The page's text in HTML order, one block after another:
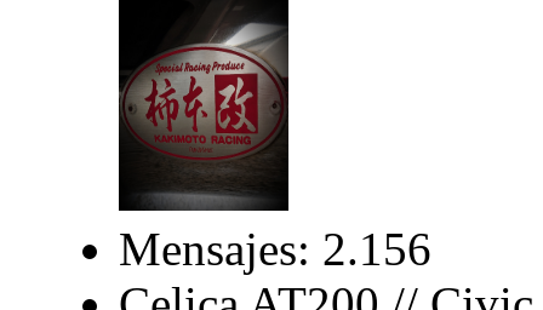
Mensajes: 2.156